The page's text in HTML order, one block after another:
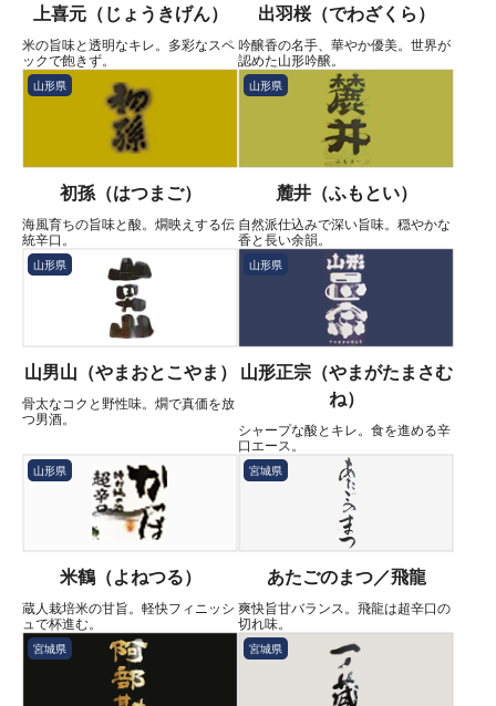
上喜元（じょうきげん）
米の旨味と透明なキレ。多彩なスペ
ックで飽きず。
出羽桜（でわざくら）
吟醸香の名手、華やか優美。世界が
認めた山形吟醸。
山形県
初孫（はつまご）
海風育ちの旨味と酸。燗映えする伝
統辛口。
山形県
麓井（ふもとい）
自然派仕込みで深い旨味。穏やかな
香と長い余韻。
山形県
山男山（やまおとこやま）
骨太なコクと野性味。燗で真価を放
つ男酒。
山形県
山形正宗（やまがたまさむ
ね）
シャープな酸とキレ。食を進める辛
口エース。
山形県
米鶴（よねつる）
蔵人栽培米の甘旨。軽快フィニッシ
ュで杯進む。
宮城県
あたごのまつ／飛龍
爽快旨甘バランス。飛龍は超辛口の
切れ味。
宮城県 宮城県